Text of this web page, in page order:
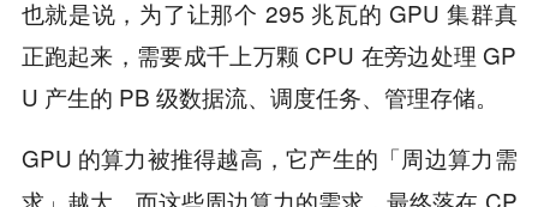
也就是说，为了让那个 295 兆瓦的 GPU 集群真
正跑起来，需要成千上万颗 CPU 在旁边处理 GP
U 产生的 PB 级数据流、调度任务、管理存储。
GPU 的算力被推得越高，它产生的「周边算力需
。而这些周边算力的需求，最终落在 CP